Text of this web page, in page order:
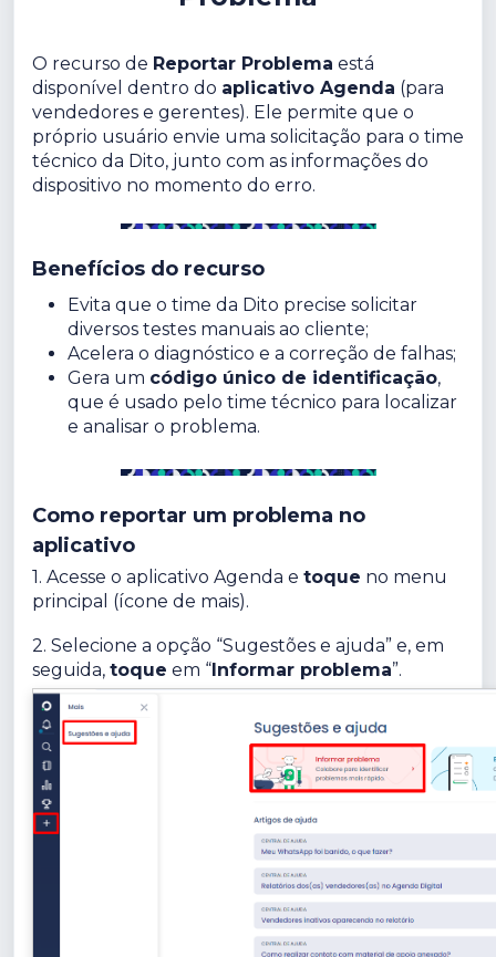
O recurso de Reportar Problema está
disponível dentro do aplicativo Agenda (para
vendedores e gerentes). Ele permite que o
próprio usuário envie uma solicitação para o time
técnico da Dito, junto com as informações do
dispositivo no momento do erro.
Benefícios do recurso
Evita que o time da Dito precise solicitar
diversos testes manuais ao cliente;
Acelera o diagnóstico e a correção de falhas;
Gera um código único de identificação,
que é usado pelo time técnico para localizar
e analisar o problema.
Como reportar um problema no
aplicativo
1. Acesse o aplicativo Agenda e toque no menu
principal (ícone de mais).
2. Selecione a opção “Sugestões e ajuda” e, em
seguida, toque em “Informar problema”.